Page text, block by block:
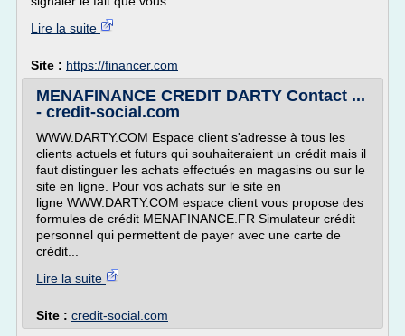
Lire la suite
Site : https://financer.com
MENAFINANCE CREDIT DARTY Contact ...
- credit-social.com
WWW.DARTY.COM Espace client s'adresse à tous les
clients actuels et futurs qui souhaiteraient un crédit mais il
faut distinguer les achats effectués en magasins ou sur le
site en ligne. Pour vos achats sur le site en
ligne WWW.DARTY.COM espace client vous propose des
formules de crédit MENAFINANCE.FR Simulateur crédit
personnel qui permettent de payer avec une carte de
crédit...
Lire la suite
Site : credit-social.com